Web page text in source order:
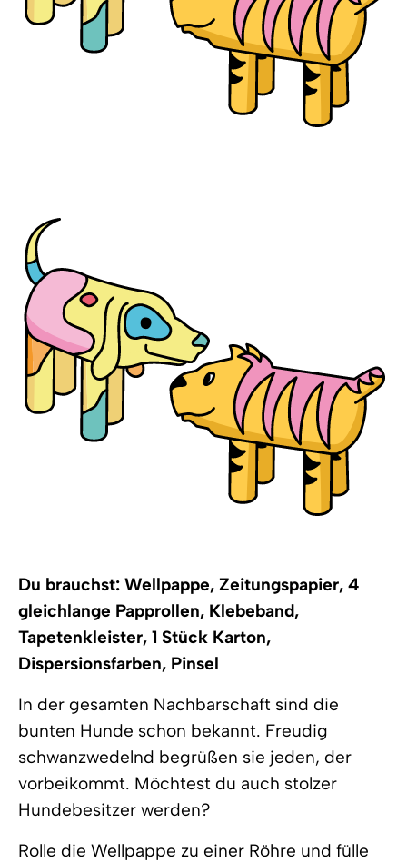
Du brauchst: Wellpappe, Zeitungspapier, 4
gleichlange Papprollen, Klebeband,
Tapetenkleister, 1 Stück Karton,
Dispersionsfarben, Pinsel
In der gesamten Nachbarschaft sind die
bunten Hunde schon bekannt. Freudig
schwanzwedelnd begrüßen sie jeden, der
vorbeikommt. Möchtest du auch stolzer
Hundebesitzer werden?
Rolle die Wellpappe zu einer Röhre und fülle